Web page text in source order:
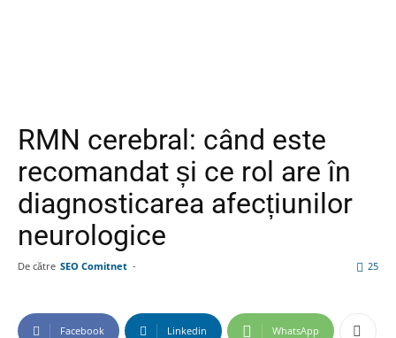
RMN cerebral: când este
recomandat și ce rol are în
diagnosticarea afecțiunilor
neurologice
De către SEO Comitnet - 25
Facebook Linkedin WhatsApp